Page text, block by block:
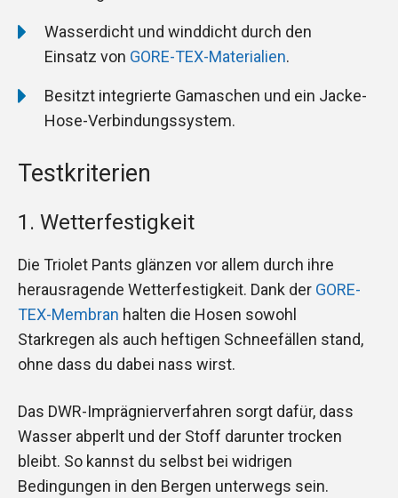
Wasserdicht und winddicht durch den
Einsatz von GORE-TEX-Materialien.
Besitzt integrierte Gamaschen und ein Jacke-
Hose-Verbindungssystem.
Testkriterien
1. Wetterfestigkeit
Die Triolet Pants glänzen vor allem durch ihre
herausragende Wetterfestigkeit. Dank der GORE-
TEX-Membran halten die Hosen sowohl
Starkregen als auch heftigen Schneefällen stand,
ohne dass du dabei nass wirst.
Das DWR-Imprägnierverfahren sorgt dafür, dass
Wasser abperlt und der Stoff darunter trocken
bleibt. So kannst du selbst bei widrigen
Bedingungen in den Bergen unterwegs sein.